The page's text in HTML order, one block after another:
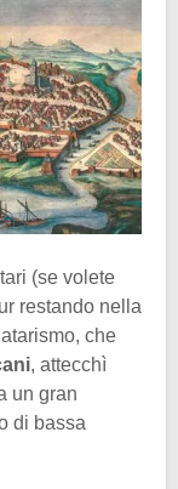
(se volete
restando nella
che
, attecchì
un gran
di bassa